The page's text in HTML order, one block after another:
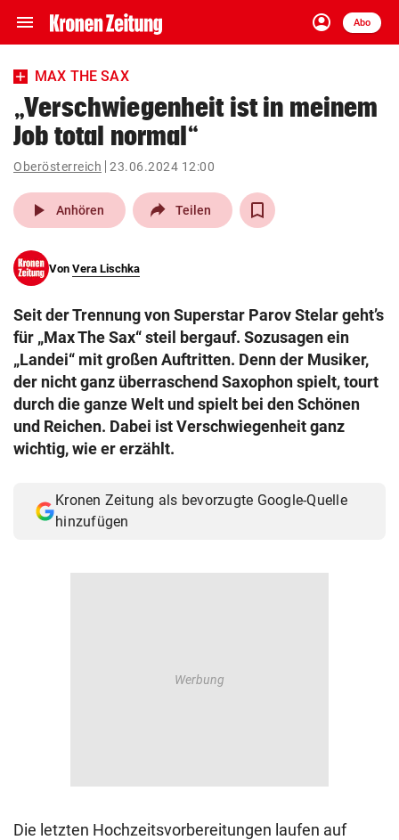
menu Navigation
ein-/ausklappen
account_circle
Anmelden
Abo
close Schließen
account_circle Anmelden
pin_drop
Wien arrow_right
search
eingeben
© Krone Multimedia GmbH & Co KG 2026
Muthgasse 2, 1190 Wien
MAX THE SAX
„Verschwiegenheit ist in meinem
Job total normal“
Oberösterreich 23.06.2024 12:00
play_arrow Anhören Teilen
Von Vera Lischka
Seit der Trennung von Superstar Parov Stelar geht’s
für „Max The Sax“ steil bergauf. Sozusagen ein
„Landei“ mit großen Auftritten. Denn der Musiker,
der nicht ganz überraschend Saxophon spielt, tourt
durch die ganze Welt und spielt bei den Schönen
und Reichen. Dabei ist Verschwiegenheit ganz
wichtig, wie er erzählt.
Kronen Zeitung als bevorzugte Google-Quelle
hinzufügen
Die letzten Hochzeitsvorbereitungen laufen auf